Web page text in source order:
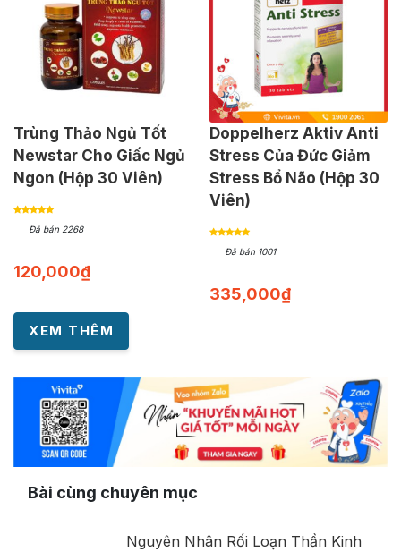
Trùng Thảo Ngủ Tốt
Newstar Cho Giấc Ngủ
Ngon (Hộp 30 Viên)
Đã bán 2268
120,000₫
Doppelherz Aktiv Anti
Stress Của Đức Giảm
Stress Bổ Não (Hộp 30
Viên)
Đã bán 1001
335,000₫
XEM THÊM
Bài cùng chuyên mục
Nguyên Nhân Rối Loạn Thần Kinh